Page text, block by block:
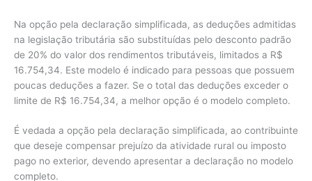
Na opção pela declaração simplificada, as deduções admitidas
na legislação tributária são substituídas pelo desconto padrão
de 20% do valor dos rendimentos tributáveis, limitados a R$
16.754,34. Este modelo é indicado para pessoas que possuem
poucas deduções a fazer. Se o total das deduções exceder o
limite de R$ 16.754,34, a melhor opção é o modelo completo.
É vedada a opção pela declaração simplificada, ao contribuinte
que deseje compensar prejuízo da atividade rural ou imposto
pago no exterior, devendo apresentar a declaração no modelo
completo.